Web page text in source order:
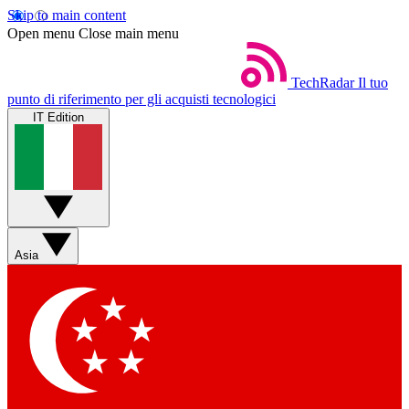
Skip to main content
Open menu Close main menu
TechRadar Il tuo
punto di riferimento per gli acquisti tecnologici
IT Edition
Asia